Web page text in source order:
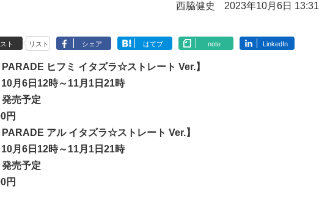
西脇健史 2023年10月6日 13:31
ト リスト シェア はてブ note LinkedIn
PARADE ヒフミ イタズラ☆ストレート Ver.】
月6日12時～11月1日21時
売予定
円
PARADE アル イタズラ☆ストレート Ver.】
月6日12時～11月1日21時
売予定
円